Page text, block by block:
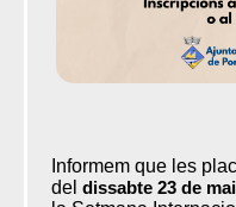
Informem que les
del dissabte 23 de